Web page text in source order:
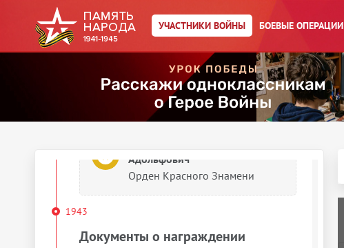
УЧАСТНИКИ ВОЙНЫ БОЕВЫЕ ОПЕРАЦИИ
Документы о награждении
Лосик-Савицкий Сигизмунд
Адольфович
Орден Красного Знамени
Адольфович
Орден Красного Знамени
1943
Документы о награждении